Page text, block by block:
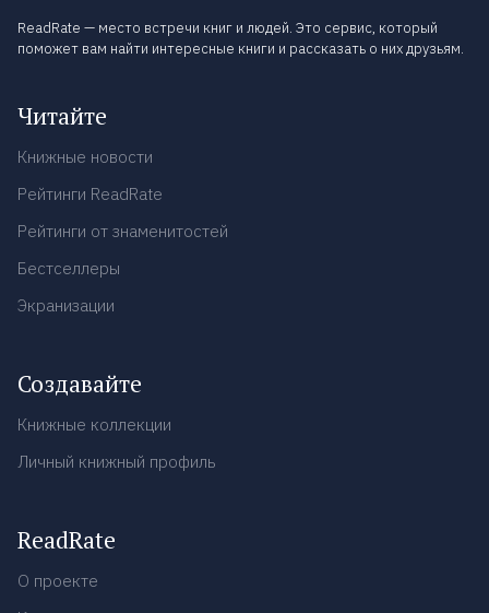
ReadRate — место встречи книг и людей. Это сервис, который
поможет вам найти интересные книги и рассказать о них друзьям.
Читайте
Книжные новости
Рейтинги ReadRate
Рейтинги от знаменитостей
Бестселлеры
Экранизации
Создавайте
Книжные коллекции
Личный книжный профиль
ReadRate
О проекте